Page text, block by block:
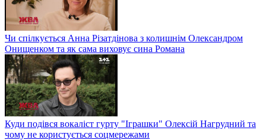
Чи спілкується Анна Різатдінова з колишнім Олександром
Онищенком та як сама виховує сина Романа
Куди подівся вокаліст гурту "Іграшки" Олексій Нагрудний та
чому не користується соцмережами